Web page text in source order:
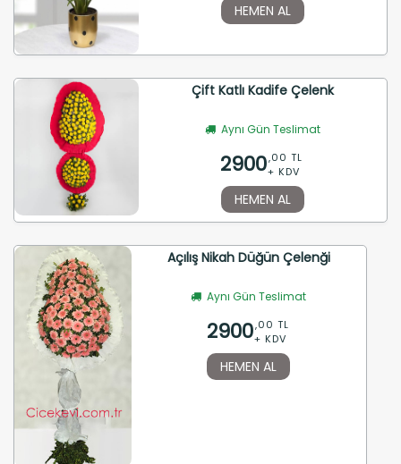
HEMEN AL
Çift Katlı Kadife Çelenk
Aynı Gün Teslimat
2900,00 TL
+ KDV
HEMEN AL
Açılış Nikah Düğün Çelenği
Aynı Gün Teslimat
2900,00 TL
+ KDV
HEMEN AL